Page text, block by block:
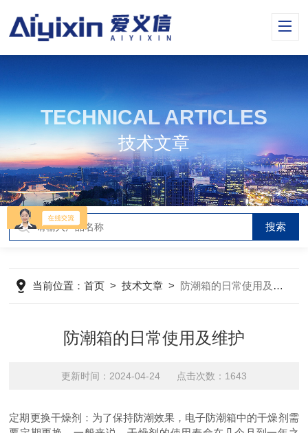
TECHNICAL ARTICLES
技术文章
当前位置：首页 >技术文章 > 防潮箱的日常使用及维护
防潮箱的日常使用及维护
更新时间：2024-04-24 点击次数：1643
定期更换干燥剂：为了保持防潮效果，电子防潮箱中的干燥剂需